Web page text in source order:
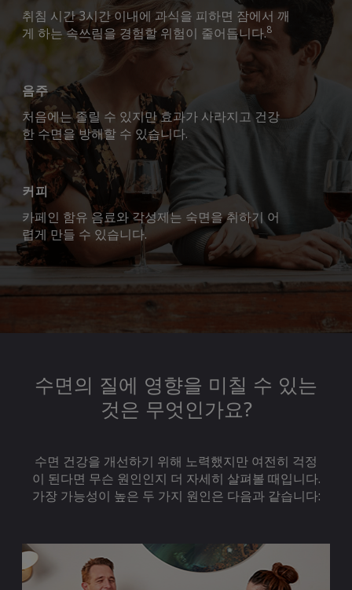
취침 시간 3시간 이내에 과식을 피하면 잠에서 깨
게 하는 속쓰림을 경험할 위험이 줄어듭니다.8
음주
처음에는 졸릴 수 있지만 효과가 사라지고 건강
한 수면을 방해할 수 있습니다.
커피
카페인 함유 음료와 각성제는 숙면을 취하기 어
렵게 만들 수 있습니다.
수면의 질에 영향을 미칠 수 있는
것은 무엇인가요?
수면 건강을 개선하기 위해 노력했지만 여전히 걱정
이 된다면 무슨 원인인지 더 자세히 살펴볼 때입니다.
가장 가능성이 높은 두 가지 원인은 다음과 같습니다: